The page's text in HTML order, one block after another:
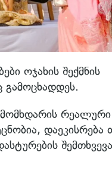
ოჯახის შექმნის
მომხდარის რეალური
დაეკისრება